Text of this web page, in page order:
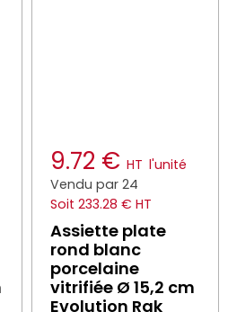
9.72 € HT l'unité
Vendu par 24
Soit 233.28 € HT
Assiette plate
rond blanc
porcelaine
vitrifiée Ø 15,2 cm
Evolution Rak